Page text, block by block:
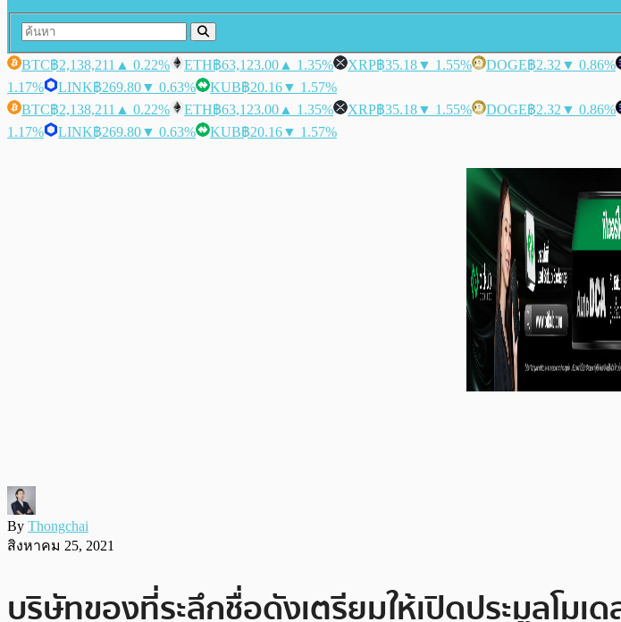
BTC฿2,138,211 ▲ 0.22% ETH฿63,123.00 ▲ 1.35% XRP฿35.18▼ 1.55% DOGE฿2.32 ▼ 0.86%
1.17%
LINK฿269.80▼ 0.63% KUB฿20.16▼ 1.57%
BTC฿2,138,211 ▲ 0.22% ETH฿63,123.00 ▲ 1.35% XRP฿35.18▼ 1.55% DOGE฿2.32 ▼ 0.86%
1.17%
LINK฿269.80▼ 0.63% KUB฿20.16▼ 1.57%
By Thongchai
สิงหาคม 25, 2021
บริษัทของที่ระลึกชื่อดังเตรียมให้เปิดประมูลโม